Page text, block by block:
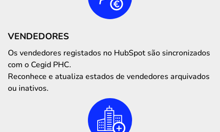
VENDEDORES
Os vendedores registados no HubSpot são sincronizados
com o Cegid PHC.
Reconhece e atualiza estados de vendedores arquivados
ou inativos.